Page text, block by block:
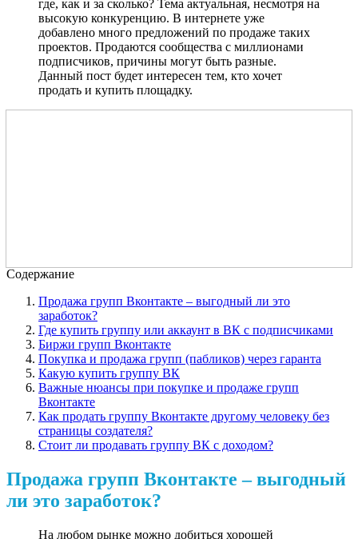
где, как и за сколько? Тема актуальная, несмотря на
высокую конкуренцию. В интернете уже
добавлено много предложений по продаже таких
проектов. Продаются сообщества с миллионами
подписчиков, причины могут быть разные.
Данный пост будет интересен тем, кто хочет
продать и купить площадку.
Содержание
Продажа групп Вконтакте – выгодный ли это
заработок?
Где купить группу или аккаунт в ВК с подписчиками
Биржи групп Вконтакте
Покупка и продажа групп (пабликов) через гаранта
Какую купить группу ВК
Важные нюансы при покупке и продаже групп
Вконтакте
Как продать группу Вконтакте другому человеку без
страницы создателя?
Стоит ли продавать группу ВК с доходом?
Продажа групп Вконтакте – выгодный
ли это заработок?
На любом рынке можно добиться хорошей